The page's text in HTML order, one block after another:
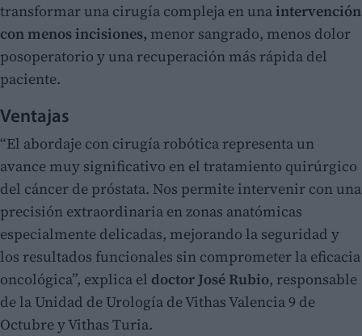
transformar una cirugía compleja en unaintervención
con menos incisiones, menor sangrado, menos dolor
posoperatorio y una recuperación más rápida del
paciente.
Ventajas
“El abordaje con cirugía robótica representa un
avance muy significativo en el tratamiento quirúrgico
del cáncer de próstata. Nos permite intervenir con una
precisión extraordinaria en zonas anatómicas
especialmente delicadas, mejorando la seguridad y
los resultados funcionales sin comprometer la eficacia
oncológica”, explica el doctor José Rubio, responsable
de la Unidad de Urología de Vithas Valencia 9 de
Octubre y Vithas Turia.